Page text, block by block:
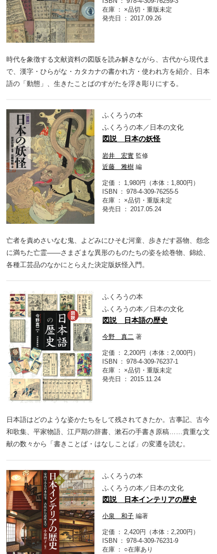
在庫
×品切・重版未定
発売日
2017.09.26
時代を象徴する文献資料の図版を読み解きながら、古代から現代ま
で、漢字・ひらがな・カタカナの書かれ方・使われ方を紹介、日本
語の「動態」、生きたことばのすがたを浮き彫りにする。
ふくろうの本
ふくろうの本／日本の文化
図説 日本の妖怪
岩井 宏實 監修
近藤 雅樹 編
定価
1,980円（本体：1,800円）
ISBN
978-4-309-76255-5
在庫
×品切・重版未定
発売日
2017.05.24
亡者を責めさいなむ鬼、よどみにひそむ河童、歩きだす器物、怨念
に満ちた亡霊――さまざまな異形のものたちの姿を絵巻物、錦絵、
各種工芸品のなかにとらえた決定版妖怪入門。
ふくろうの本
ふくろうの本／日本の文化
図説 日本語の歴史
今野 真二 著
定価
2,200円（本体：2,000円）
ISBN
978-4-309-76237-1
在庫
×品切・重版未定
発売日
2015.11.24
日本語はどのような姿かたちをして残されてきたか。古事記、古今
和歌集、平家物語、江戸期の辞書、漱石の手書き原稿……貴重な文
献の数々から「書きことば・はなしことば」の変遷を読む。
ふくろうの本
ふくろうの本／日本の文化
図説 日本インテリアの歴史
小泉 和子 編著
定価
2,420円（本体：2,200円）
ISBN
978-4-309-76231-9
在庫
○在庫あり